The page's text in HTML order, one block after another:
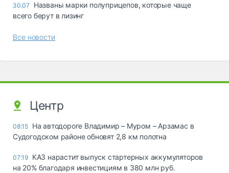
30.07
Названы марки полуприцепов, которые чаще
всего берут в лизинг
Все новости
Центр
08:15 На автодороге Владимир – Муром – Арзамас в
Судогодском районе обновят 2,8 км полотна
07:19 КАЗ нарастит выпуск стартерных аккумуляторов
на 20% благодаря инвестициям в 380 млн руб.